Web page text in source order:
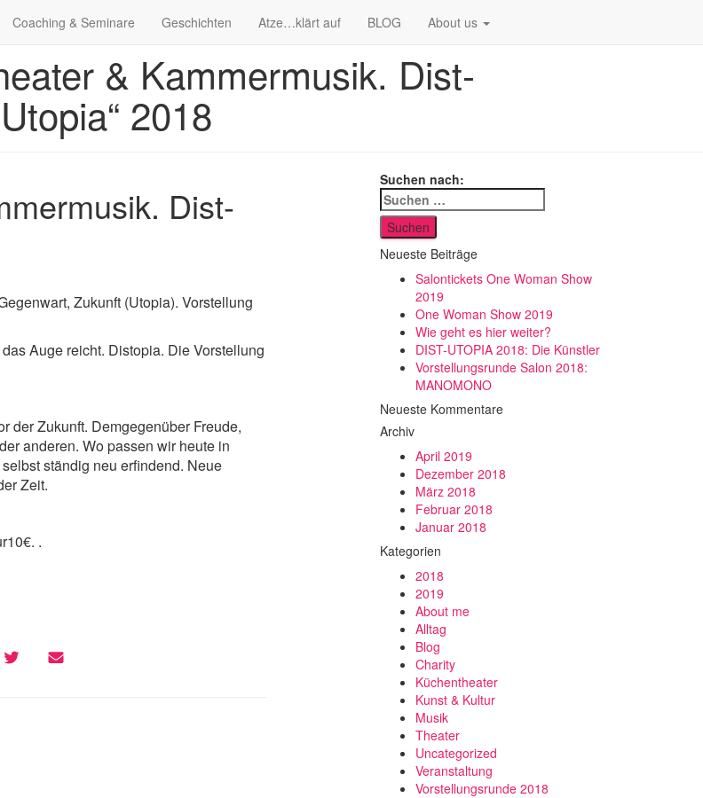
Coaching & Seminare Geschichten Atze…klärt auf BLOG About us
& Kammermusik. Dist-
Utopia“ 2018
Dist-
Zukunft (Utopia). Vorstellung
Auge reicht. Distopia. Die Vorstellung
der Zukunft. Demgegenüber Freude,
anderen. Wo passen wir heute in
ständig neu erfindend. Neue
Zeit.
.
Suchen nach:
Neueste Beiträge
Salontickets One Woman Show
2019
One Woman Show 2019
Wie geht es hier weiter?
DIST-UTOPIA 2018: Die Künstler
Vorstellungsrunde Salon 2018:
MANOMONO
Neueste Kommentare
Archiv
April 2019
Dezember 2018
März 2018
Februar 2018
Januar 2018
Kategorien
2018
2019
About me
Alltag
Blog
Charity
Küchentheater
Kunst & Kultur
Musik
Theater
Uncategorized
Veranstaltung
Vorstellungsrunde 2018